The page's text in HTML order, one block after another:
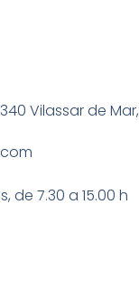
Vilassar de Mar,
de 7.30 a 15.00 h